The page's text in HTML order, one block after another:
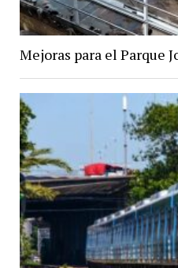
Mejoras para el Parque